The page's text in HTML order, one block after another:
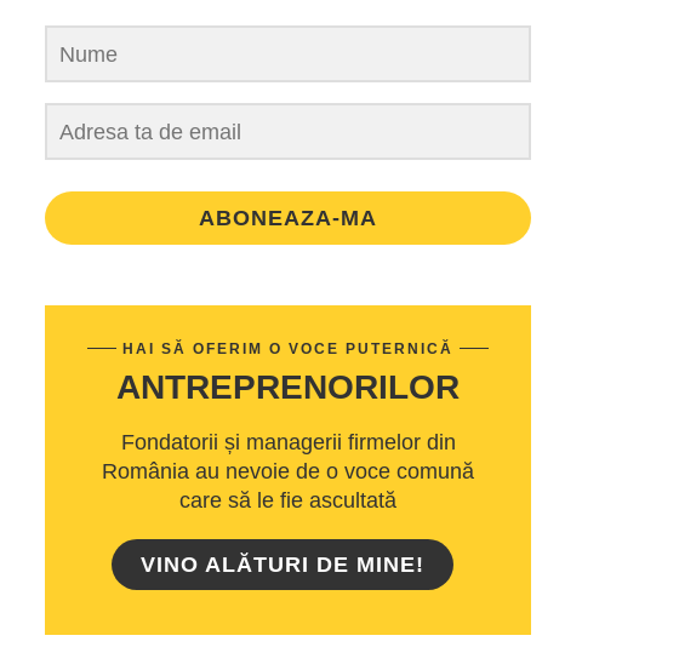
ABONEAZA-MA
HAI SĂ OFERIM O VOCE PUTERNICĂ
ANTREPRENORILOR
Fondatorii și managerii firmelor din
România au nevoie de o voce comună
care să le fie ascultată
VINO ALĂTURI DE MINE!